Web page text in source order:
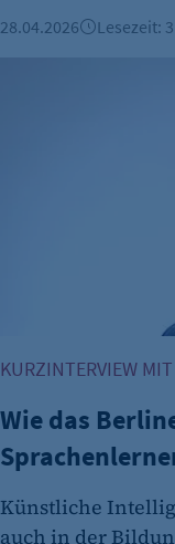
28.04.2026 Lesezeit:
Wie das Berliner
KURZINTERVIEW
Wie das
Künstliche
auch in der